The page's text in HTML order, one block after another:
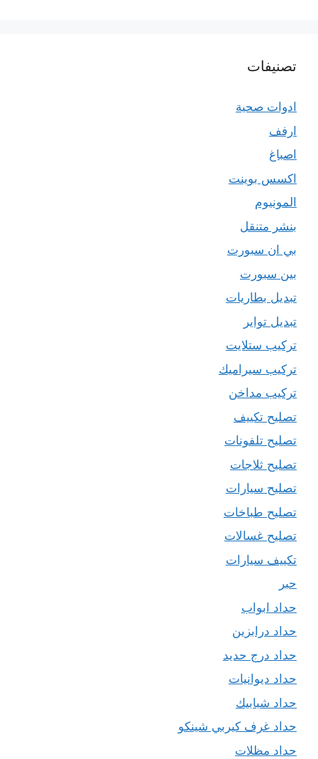
تصنيفات
ادوات صحية
ارفف
اصباغ
اكسس بوينت
المونيوم
بنشر متنقل
بي ان سبورت
بين سبورت
تبديل بطاريات
تبديل تواير
تركيب ستلايت
تركيب سيراميك
تركيب مداخن
تصليح تكييف
تصليح تلفونات
تصليح ثلاجات
تصليح سيارات
تصليح طباخات
تصليح غسالات
تكييف سيارات
حبر
حداد ابواب
حداد درابزين
حداد درج حديد
حداد ديوانيات
حداد شبابيك
حداد غرف كيربي شينكو
حداد مظلات